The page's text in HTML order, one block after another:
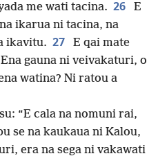
me wati tacina. 26
E
ikarua ni tacina, na
ikavitu. 27
E qai mate
Ena gauna ni veivakaturi, o
watina? Ni ratou a
“E cala na nomuni rai,
se na kaukaua ni Kalou,
era na sega ni vakawati